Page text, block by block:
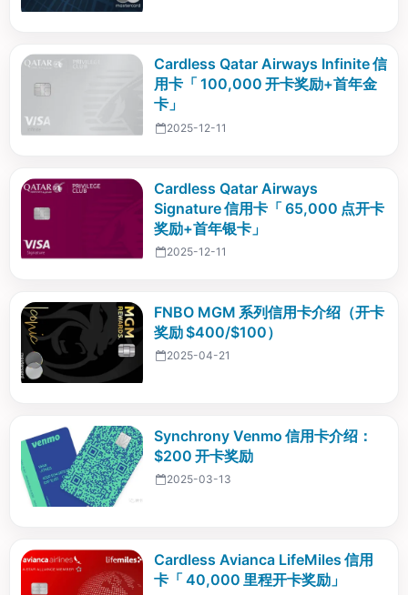
Cardless Qatar Airways Infinite 信
用卡「 100,000 开卡奖励+首年金
卡」
2025-12-11
Cardless Qatar Airways
Signature 信用卡「 65,000 点开卡
奖励+首年银卡」
2025-12-11
FNBO MGM 系列信用卡介绍（开卡
奖励 $400/$100）
2025-04-21
Synchrony Venmo 信用卡介绍：
$200 开卡奖励
2025-03-13
Cardless Avianca LifeMiles 信用
卡「 40,000 里程开卡奖励」